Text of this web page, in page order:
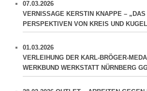
07.03.2026
VERNISSAGE KERSTIN KNAPPE –
PERSPEKTIVEN VON KREIS UND
01.03.2026
VERLEIHUNG DER KARL-BRÖGER-
WERKBUND WERKSTATT NÜRNBERG